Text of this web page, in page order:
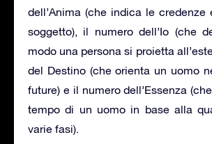
dell’Anima (che indica le
soggetto), il numero dell’Io (che
modo una persona si proietta
del Destino (che orienta un uomo
future) e il numero dell’Essenza
tempo di un uomo in base alla
varie fasi).